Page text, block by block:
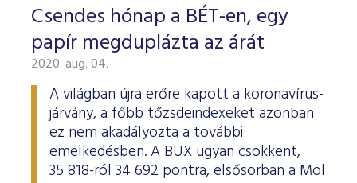
Csendes hónap a BÉT-en, egy
papír megduplázta az árát
2020. aug. 04.
A világban újra erőre kapott a koronavírus-
járvány, a főbb tőzsdeindexeket azonban
ez nem akadályozta a további
emelkedésben. A BUX ugyan csökkent,
35 818-ról 34 692 pontra, elsősorban a Mol